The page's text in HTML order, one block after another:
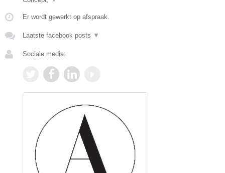
Er wordt gewerkt op afspraak.
Laatste facebook posts ▼
Sociale media: